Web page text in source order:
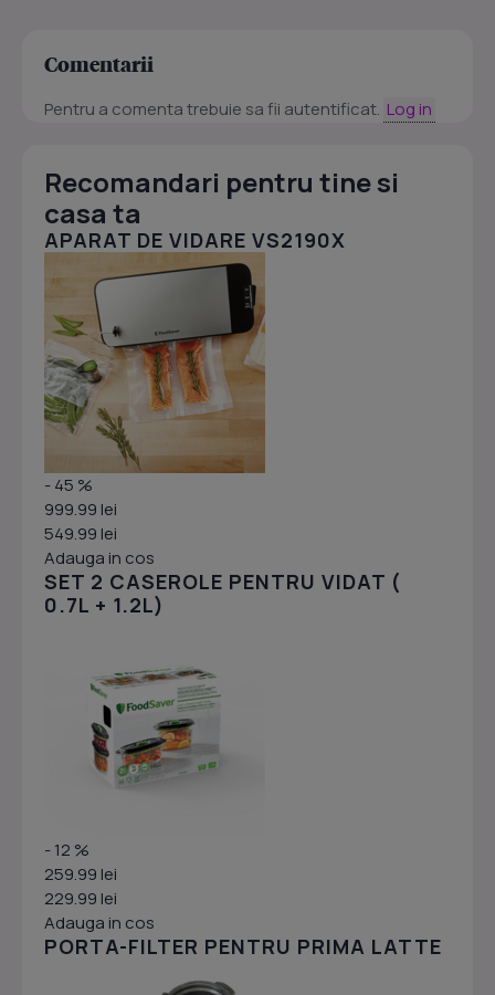
Comentarii
Pentru a comenta trebuie sa fii autentificat. Log in
Recomandari pentru tine si
casa ta
APARAT DE VIDARE VS2190X
- 45 %
999.99 lei
549.99 lei
Adauga in cos
SET 2 CASEROLE PENTRU VIDAT (
0.7L + 1.2L)
- 12 %
259.99 lei
229.99 lei
Adauga in cos
PORTA-FILTER PENTRU PRIMA LATTE